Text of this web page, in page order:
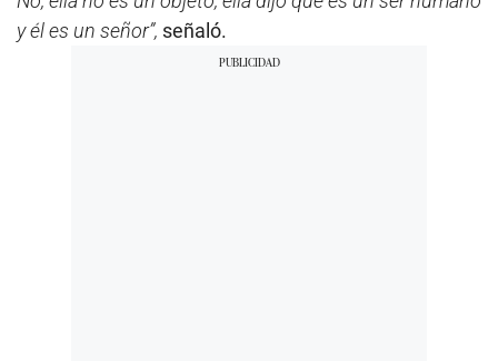
y él es un señor”, señaló.